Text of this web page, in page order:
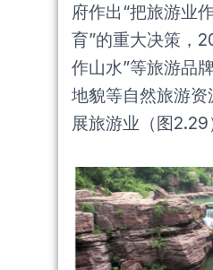
府作出“把旅游业
育”的重大决策，
作山水”等旅游品
地貌等自然旅游
展旅游业（图2.29